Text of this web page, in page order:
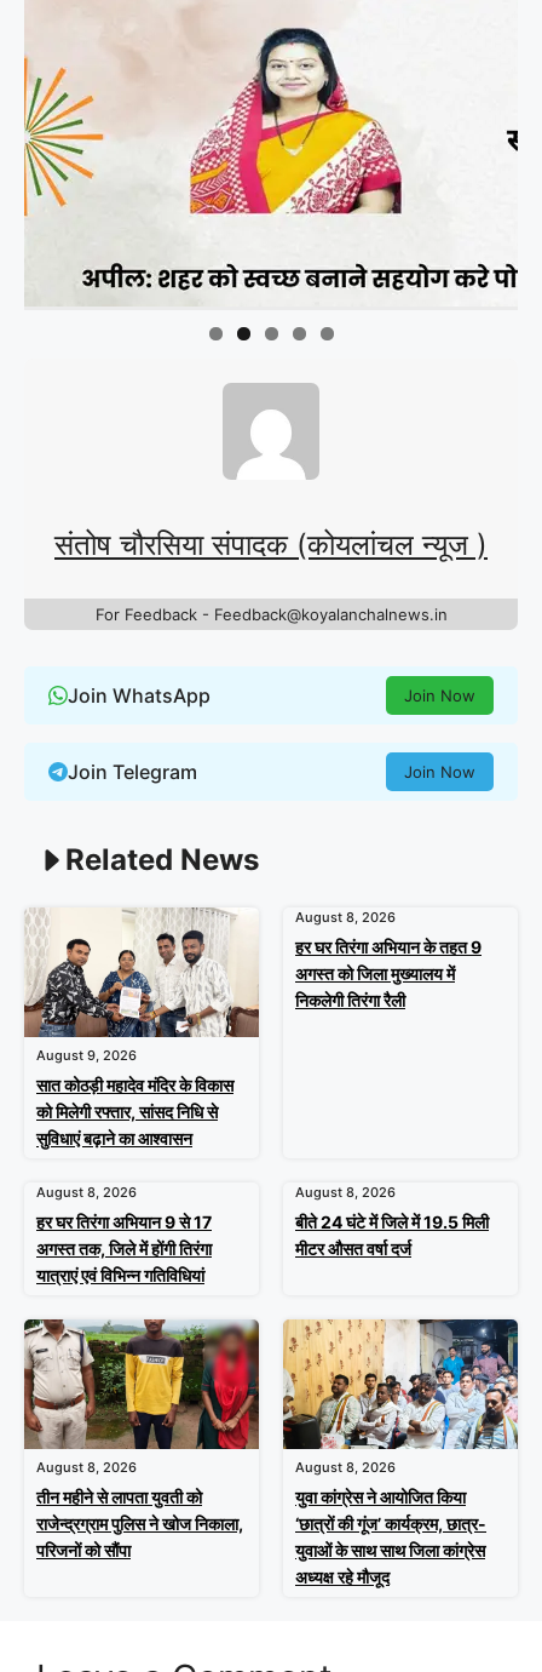
संतोष चौरसिया संपादक (कोयलांचल न्यूज )
For Feedback - Feedback@koyalanchalnews.in
Join WhatsApp Join Now
Join Telegram Join Now
Related News
August 9, 2026
सात कोठड़ी महादेव मंदिर के विकास
को मिलेगी रफ्तार, सांसद निधि से
सुविधाएं बढ़ाने का आश्वासन
August 8, 2026
हर घर तिरंगा अभियान के तहत 9
अगस्त को जिला मुख्यालय में
निकलेगी तिरंगा रैली
August 8, 2026
हर घर तिरंगा अभियान 9 से 17
अगस्त तक, जिले में होंगी तिरंगा
यात्राएं एवं विभिन्न गतिविधियां
August 8, 2026
बीते 24 घंटे में जिले में 19.5 मिली
मीटर औसत वर्षा दर्ज
August 8, 2026
तीन महीने से लापता युवती को
राजेन्द्रग्राम पुलिस ने खोज निकाला,
परिजनों को सौंपा
August 8, 2026
युवा कांग्रेस ने आयोजित किया
‘छात्रों की गूंज’ कार्यक्रम, छात्र-
युवाओं के साथ साथ जिला कांग्रेस
अध्यक्ष रहे मौजूद